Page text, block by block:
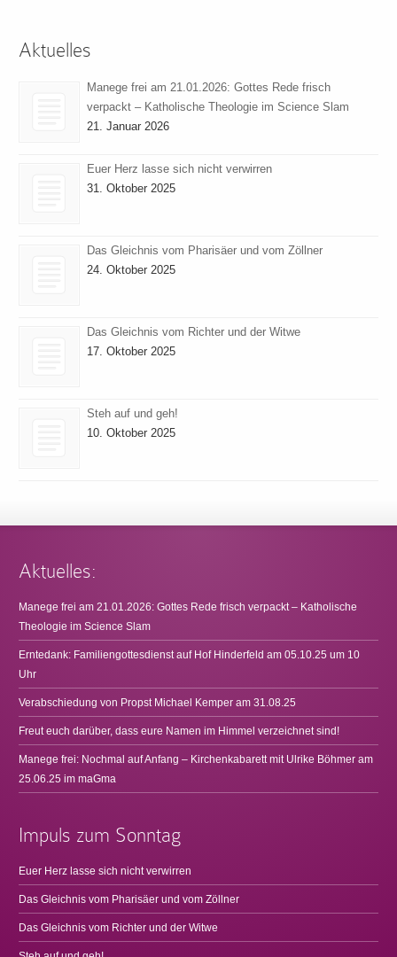
Aktuelles
Manege frei am 21.01.2026: Gottes Rede frisch
verpackt – Katholische Theologie im Science Slam
21. Januar 2026
Euer Herz lasse sich nicht verwirren
31. Oktober 2025
Das Gleichnis vom Pharisäer und vom Zöllner
24. Oktober 2025
Das Gleichnis vom Richter und der Witwe
17. Oktober 2025
Steh auf und geh!
10. Oktober 2025
Aktuelles:
Manege frei am 21.01.2026: Gottes Rede frisch verpackt – Katholische
Theologie im Science Slam
Erntedank: Familiengottesdienst auf Hof Hinderfeld am 05.10.25 um 10
Uhr
Verabschiedung von Propst Michael Kemper am 31.08.25
Freut euch darüber, dass eure Namen im Himmel verzeichnet sind!
Manege frei: Nochmal auf Anfang – Kirchenkabarett mit Ulrike Böhmer am
25.06.25 im maGma
Impuls zum Sonntag
Euer Herz lasse sich nicht verwirren
Das Gleichnis vom Pharisäer und vom Zöllner
Das Gleichnis vom Richter und der Witwe